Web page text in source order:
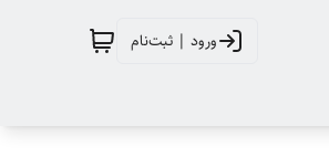
ورود | ثبت‌نام